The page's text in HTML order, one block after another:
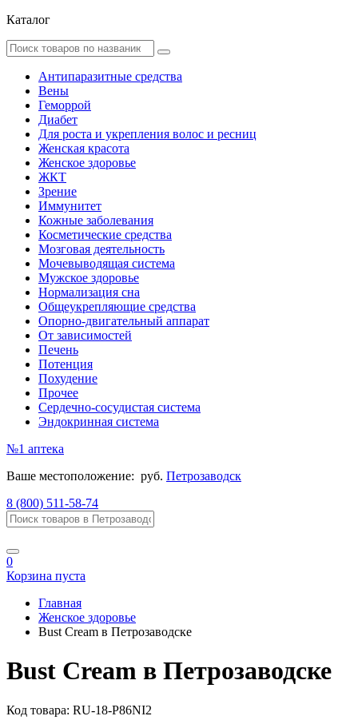
Каталог
Антипаразитные средства
Вены
Геморрой
Диабет
Для роста и укрепления волос и ресниц
Женская красота
Женское здоровье
ЖКТ
Зрение
Иммунитет
Кожные заболевания
Косметические средства
Мозговая деятельность
Мочевыводящая система
Мужское здоровье
Нормализация сна
Общеукрепляющие средства
Опорно-двигательный аппарат
От зависимостей
Печень
Потенция
Похудение
Прочее
Сердечно-сосудистая система
Эндокринная система
№1 аптека
Ваше местоположение: руб. Петрозаводск
8 (800) 511-58-74
0
Корзина пуста
Главная
Женское здоровье
Bust Cream в Петрозаводске
Bust Cream в Петрозаводске
Код товара: RU-18-P86NI2